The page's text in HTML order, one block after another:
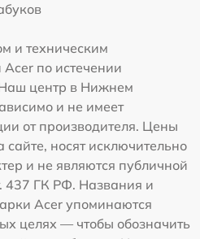
и техническим
по истечении
центр в Нижнем
и не имеет
от производителя. Цены
носят исключительно
и не являются публичной
437 ГК РФ. Названия и
Acer упоминаются
целях — чтобы обозначить